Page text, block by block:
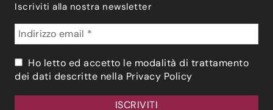
Iscriviti alla nostra newsletter
Ho letto ed accetto le modalità di trattamento
dei dati descritte nella Privacy Policy